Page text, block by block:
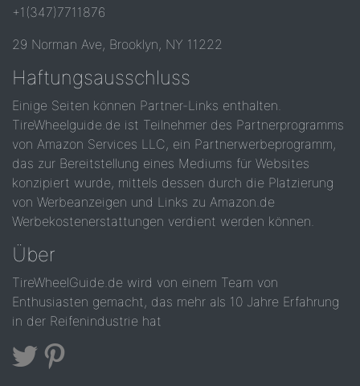
+1(347)7711876
29 Norman Ave, Brooklyn, NY 11222
Haftungsausschluss
Einige Seiten können Partner-Links enthalten.
TireWheelguide.de ist Teilnehmer des Partnerprogramms
von Amazon Services LLC, ein Partnerwerbeprogramm,
das zur Bereitstellung eines Mediums für Websites
konzipiert wurde, mittels dessen durch die Platzierung
von Werbeanzeigen und Links zu Amazon.de
Werbekostenerstattungen verdient werden können.
Über
TireWheelGuide.de wird von einem Team von
Enthusiasten gemacht, das mehr als 10 Jahre Erfahrung
in der Reifenindustrie hat